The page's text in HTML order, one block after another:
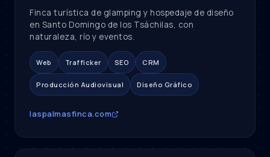
Finca turística de glamping y hospedaje de diseño
en Santo Domingo de los Tsáchilas, con
naturaleza, río y eventos.
Web Trafficker SEO CRM
Producción Audiovisual Diseño Gráfico
laspalmasfinca.com